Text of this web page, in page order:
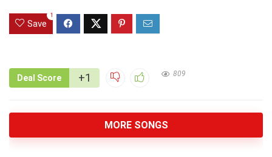
Save
1
Deal Score +1 809
MORE SONGS